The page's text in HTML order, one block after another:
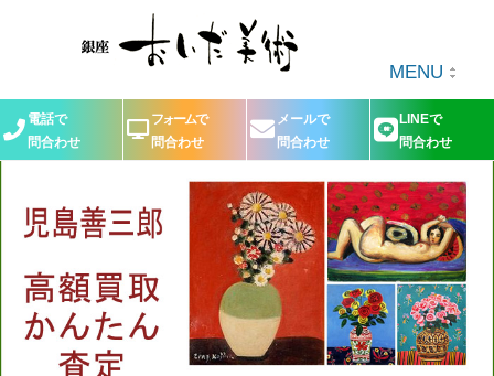
MENU
電話で
問合わせ
フォームで
問合わせ
メールで
問合わせ
LINEで
問合わせ